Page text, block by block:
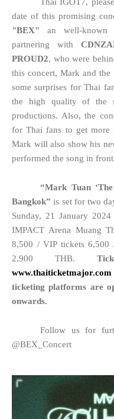
Thai IGOT7,
date of this promising
"BEX" an well-known
partnering with
PROUD2, who were
this concert, Mark and the
some surprises for Thai
the high quality of the
productions. Also, the
for Thai fans to get more
Mark will also show his
performed the song in
“Mark Tuan
Bangkok” is set for two
Sunday, 21 January
IMPACT Arena Muang
8,500 / VIP tickets
2,900 THB.
www.thaiticketmajor.com
ticketing platforms are
onwards.
Follow us for
@BEX_Concert